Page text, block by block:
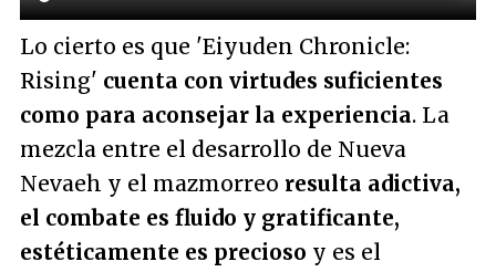
Lo cierto es que 'Eiyuden Chronicle:
Rising' cuenta con virtudes suficientes
como para aconsejar la experiencia. La
mezcla entre el desarrollo de Nueva
Nevaeh y el mazmorreo resulta adictiva,
el combate es fluido y gratificante,
estéticamente es precioso y es el